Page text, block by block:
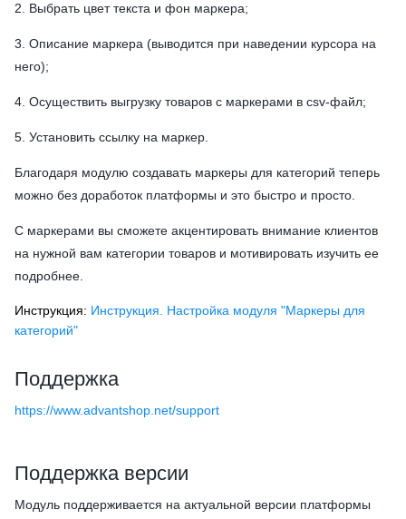
2. Выбрать цвет текста и фон маркера;
3. Описание маркера (выводится при наведении курсора на
него);
4. Осуществить выгрузку товаров с маркерами в csv-файл;
5. Установить ссылку на маркер.
Благодаря модулю создавать маркеры для категорий теперь
можно без доработок платформы и это быстро и просто.
С маркерами вы сможете акцентировать внимание клиентов
на нужной вам категории товаров и мотивировать изучить ее
подробнее.
Инструкция: Инструкция. Настройка модуля "Маркеры для
категорий"
Поддержка
https://www.advantshop.net/support
Поддержка версии
Модуль поддерживается на актуальной версии платформы